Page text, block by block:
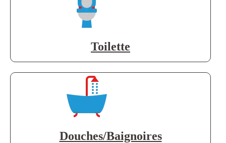
Toilette
Douches/Baignoires